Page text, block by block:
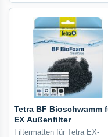
Tetra BF Bioschwamm
EX Außenfilter
Filtermatten für Tetra EX-